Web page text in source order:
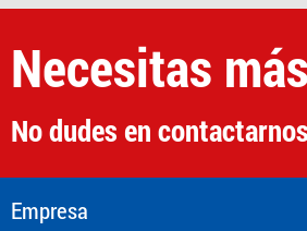
Necesitas
No dudes en
Empresa